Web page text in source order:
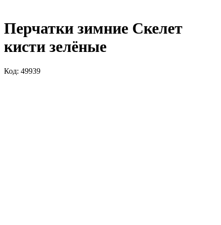
Перчатки зимние Скелет
кисти зелёные
Код: 49939